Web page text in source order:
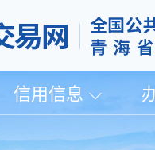
信用信息